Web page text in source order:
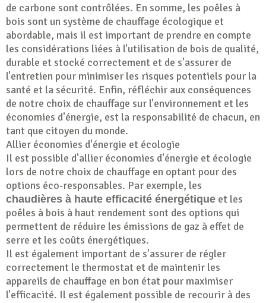
de carbone sont contrôlées. En somme, les poêles à
bois sont un système de chauffage écologique et
abordable, mais il est important de prendre en compte
les considérations liées à l'utilisation de bois de qualité,
durable et stocké correctement et de s'assurer de
l'entretien pour minimiser les risques potentiels pour la
santé et la sécurité. Enfin, réfléchir aux conséquences
de notre choix de chauffage sur l'environnement et les
économies d'énergie, est la responsabilité de chacun, en
tant que citoyen du monde.
Allier économies d'énergie et écologie
Il est possible d'allier économies d'énergie et écologie
lors de notre choix de chauffage en optant pour des
options éco-responsables. Par exemple, les
chaudières à haute efficacité énergétique et les
poêles à bois à haut rendement sont des options qui
permettent de réduire les émissions de gaz à effet de
serre et les coûts énergétiques.
Il est également important de s'assurer de régler
correctement le thermostat et de maintenir les
appareils de chauffage en bon état pour maximiser
l'efficacité. Il est également possible de recourir à des